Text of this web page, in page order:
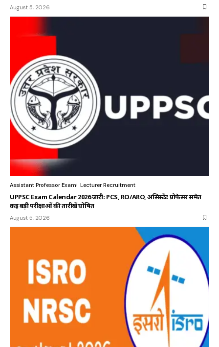
August 5, 2026
Assistant Professor Exam Lecturer Recruitment
UPPSC Exam Calendar 2026 जारी: PCS, RO/ARO, असिस्टेंट प्रोफेसर समेत
कई बड़ी परीक्षाओं की तारीखें घोषित
August 5, 2026